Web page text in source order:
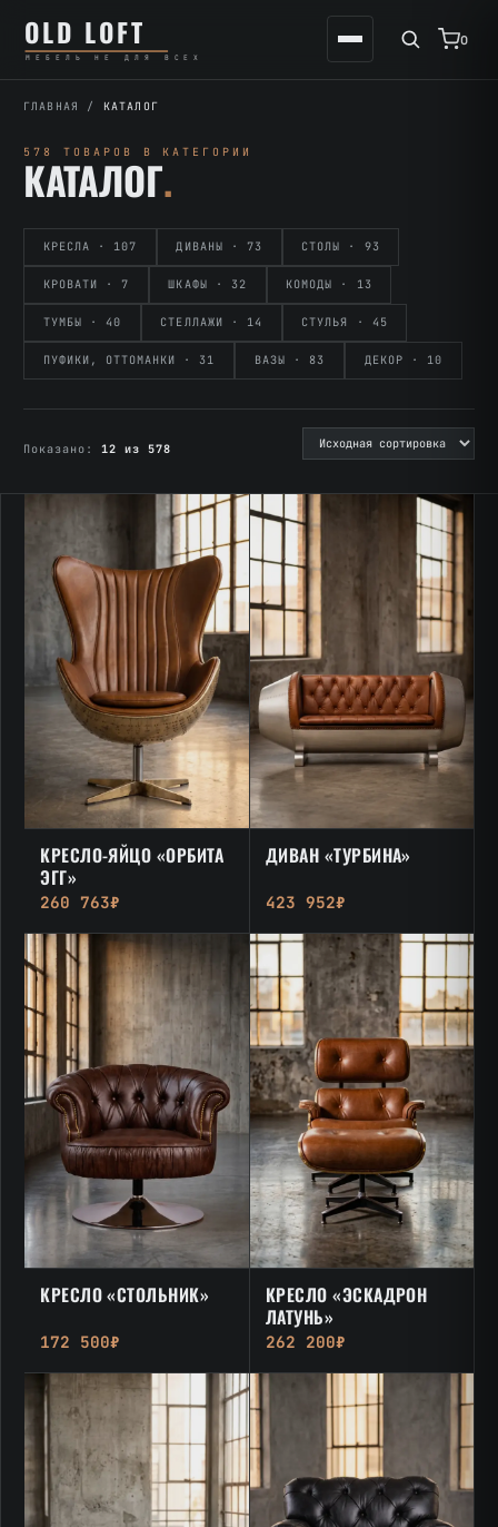
содержимому
содержимому
OLD LOFT
МЕБЕЛЬ НЕ ДЛЯ ВСЕХ
0
ГЛАВНАЯ / КАТАЛОГ
578 ТОВАРОВ В КАТЕГОРИИ
КАТАЛОГ.
КРЕСЛА · 107 ДИВАНЫ · 73 СТОЛЫ · 93
КРОВАТИ · 7 ШКАФЫ · 32 КОМОДЫ · 13
ТУМБЫ · 40 СТЕЛЛАЖИ · 14 СТУЛЬЯ · 45
ПУФИКИ, ОТТОМАНКИ · 31 ВАЗЫ · 83 ДЕКОР · 10
Показано:12 из 578
КРЕСЛО-ЯЙЦО «ОРБИТА
ЭГГ»
260 763₽
ДИВАН «ТУРБИНА»
423 952₽
КРЕСЛО «СТОЛЬНИК»
172 500₽
КРЕСЛО «ЭСКАДРОН
ЛАТУНЬ»
262 200₽